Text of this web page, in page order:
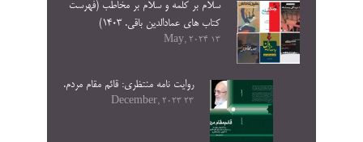
سلام بر کلمه و سلام بر مخاطب (فهرست
کتاب های عمادالدین باقی. ۱۴۰۳)
13 May, 2024
روایت نامه منتظری: قائم مقام مردم.
23 December, 2023